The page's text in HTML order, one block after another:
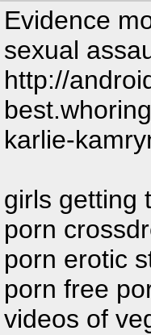
Evidence
sexual
http://
karlie-
girls getting
porn
porn erotic
porn free
videos of